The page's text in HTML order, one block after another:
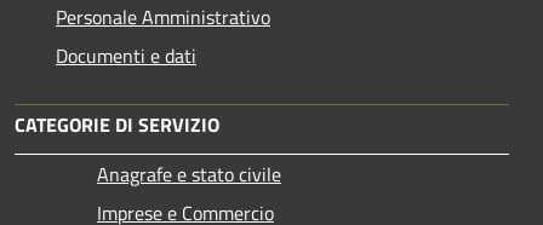
Personale Amministrativo
Documenti e dati
CATEGORIE DI SERVIZIO
Anagrafe e stato civile
Imprese e Commercio